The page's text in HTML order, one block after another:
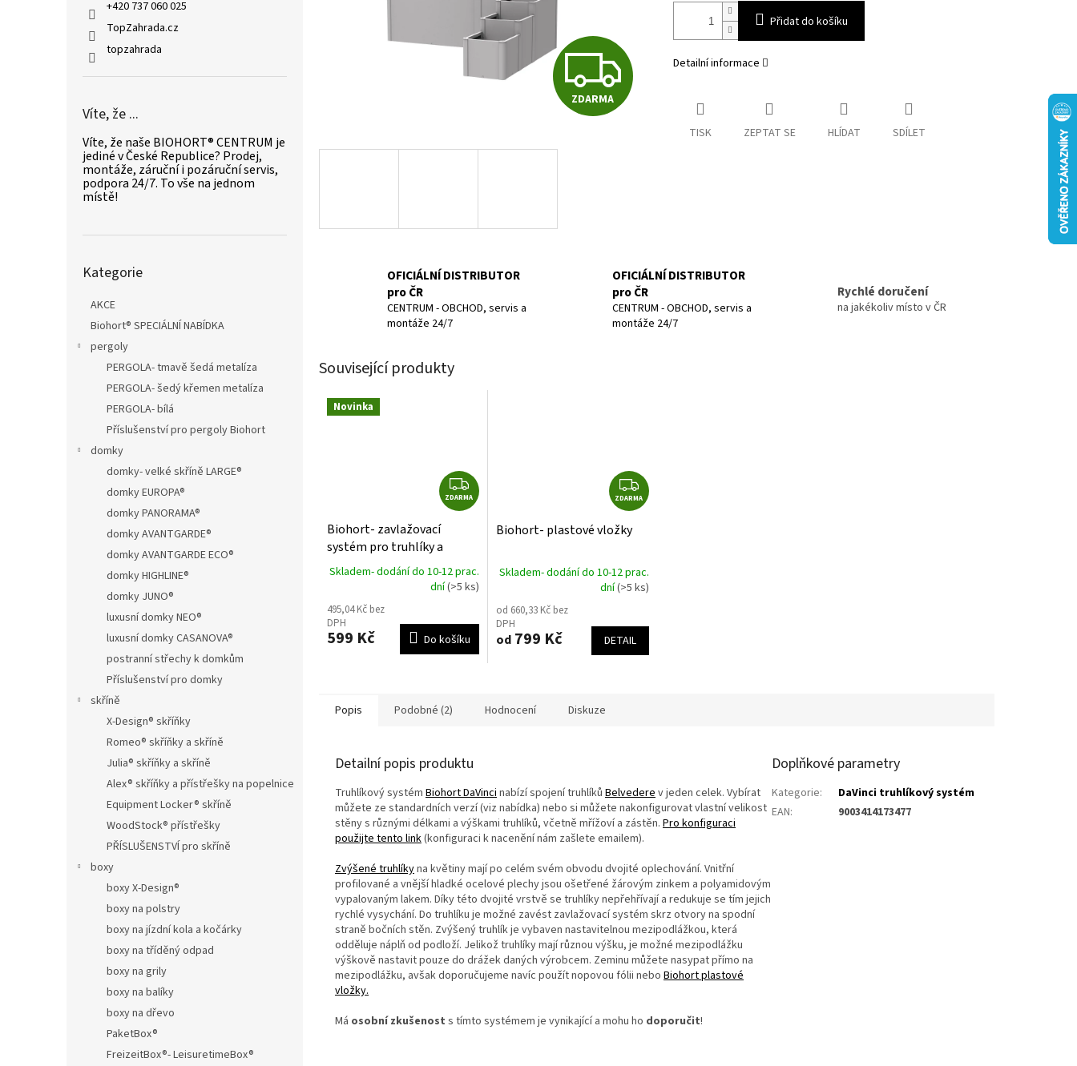
+420 737 060 025
TopZahrada.cz
topzahrada
Víte, že ...
Víte, že naše BIOHORT® CENTRUM je
jediné v České Republice? Prodej,
montáže, záruční i pozáruční servis,
podpora 24/7. To vše na jednom
místě!
kategorie
Kategorie
AKCE
Biohort® SPECIÁLNÍ NABÍDKA
pergoly
PERGOLA- tmavě šedá metalíza
PERGOLA- šedý křemen metalíza
PERGOLA- bílá
Příslušenství pro pergoly Biohort
domky
domky- velké skříně LARGE®
domky EUROPA®
domky PANORAMA®
domky AVANTGARDE®
domky AVANTGARDE ECO®
domky HIGHLINE®
domky JUNO®
luxusní domky NEO®
luxusní domky CASANOVA®
postranní střechy k domkům
Příslušenství pro domky
skříně
X-Design® skříňky
Romeo® skříňky a skříně
Julia® skříňky a skříně
Alex® skříňky a přístřešky na popelnice
Equipment Locker® skříně
WoodStock® přístřešky
PŘÍSLUŠENSTVÍ pro skříně
boxy
boxy X-Design®
boxy na polstry
boxy na jízdní kola a kočárky
boxy na tříděný odpad
boxy na grily
boxy na balíky
boxy na dřevo
PaketBox®
FreizeitBox®- LeisuretimeBox®
Z
D
M
ZDARMA
Přidat do košíku
Detailní informace
TISK ZEPTAT SE HLÍDAT SDÍLET
OFICIÁLNÍ DISTRIBUTOR
pro ČR
CENTRUM - OBCHOD, servis a
montáže 24/7
OFICIÁLNÍ DISTRIBUTOR
pro ČR
CENTRUM - OBCHOD, servis a
montáže 24/7
Rychlé doručení
na jakékoliv místo v ČR
Související produkty
Novinka
Z
D
A
ZDARMA
Biohort- zavlažovací
systém pro truhlíky a
záhony
Skladem- dodání do 10-12 prac.
dní(>5 ks)
495,04 Kč bez
DPH
599 Kč Do košíku
Z
D
A
ZDARMA
Biohort- plastové vložky
Skladem- dodání do 10-12 prac.
dní(>5 ks)
od 660,33 Kč bez
DPH
od799 Kč DETAIL
Popis Podobné (2) Hodnocení Diskuze
Detailní popis produktu
Truhlíkový systém Biohort DaVinci nabízí spojení truhlíků Belvedere v jeden celek. Vybírat
můžete ze standardních verzí (viz nabídka) nebo si můžete nakonfigurovat vlastní velikost
stěny s různými délkami a výškami truhlíků, včetně mřížoví a zástěn. Pro konfiguraci
použijte tento link(konfiguraci k nacenění nám zašlete emailem).
Zvýšené truhlíkyna květiny mají po celém svém obvodu dvojité oplechování. Vnitřní
profilované a vnější hladké ocelové plechy jsou ošetřené žárovým zinkem a polyamidovým
vypalovaným lakem. Díky této dvojité vrstvě se truhlíky nepřehřívají a redukuje se tím jejich
rychlé vysychání. Do truhlíku je možné zavést zavlažovací systém skrz otvory na spodní
straně bočních stěn. Zvýšený truhlík je vybaven nastavitelnou mezipodlážkou, která
odděluje náplň od podloží. Jelikož truhlíky mají různou výšku, je možné mezipodlážku
výškově nastavit pouze do drážek daných výrobcem. Zeminu můžete nasypat přímo na
mezipodlážku, avšak doporučujeme navíc použít nopovou fólii nebo Biohort plastové
vložky.
Má osobní zkušenost s tímto systémem je vynikající a mohu ho doporučit!
Doplňkové parametry
Kategorie:
DaVinci truhlíkový systém
EAN: 9003414173477